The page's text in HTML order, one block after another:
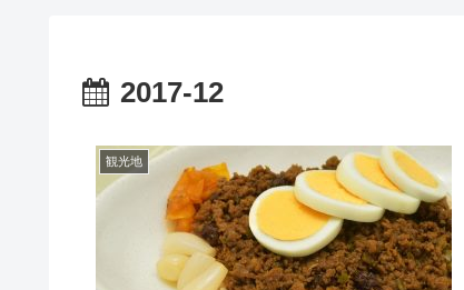
2017-12
観光地